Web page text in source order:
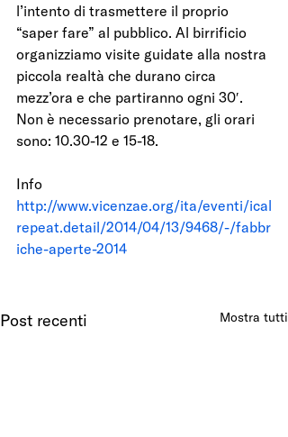
l’intento di trasmettere il proprio
“saper fare” al pubblico. Al birrificio
organizziamo visite guidate alla nostra
piccola realtà che durano circa
mezz’ora e che partiranno ogni 30′.
Non è necessario prenotare, gli orari
sono: 10.30-12 e 15-18.
Info
http://www.vicenzae.org/ita/eventi/ical
repeat.detail/2014/04/13/9468/-/fabbr
iche-aperte-2014
Post recenti Mostra tutti